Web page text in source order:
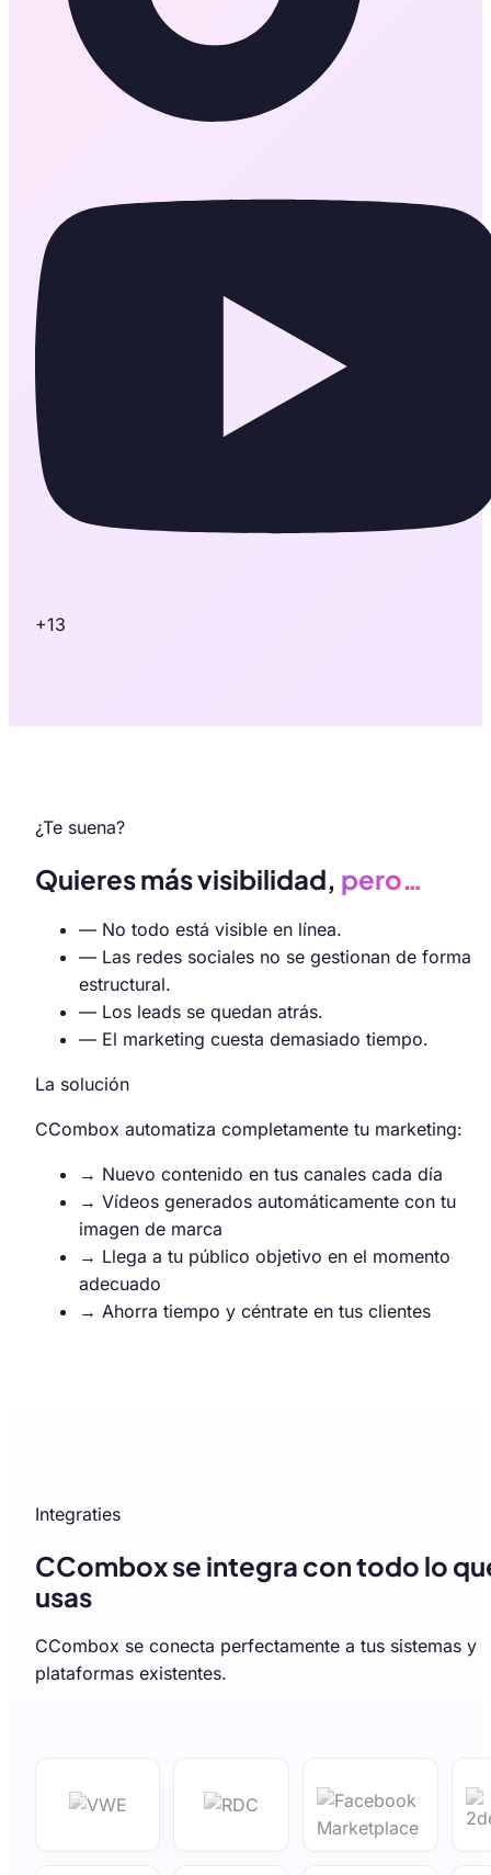
+13
¿Te suena?
Quieres más visibilidad, pero…
— No todo está visible en línea.
— Las redes sociales no se gestionan de forma
estructural.
— Los leads se quedan atrás.
— El marketing cuesta demasiado tiempo.
La solución
CCombox automatiza completamente tu marketing:
→ Nuevo contenido en tus canales cada día
→ Vídeos generados automáticamente con tu
imagen de marca
→ Llega a tu público objetivo en el momento
adecuado
→ Ahorra tiempo y céntrate en tus clientes
Integraties
CCombox se integra con todo lo
usas
CCombox se conecta perfectamente a tus sistemas y
plataformas existentes.